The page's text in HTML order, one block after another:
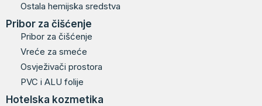
Ostala hemijska sredstva
Pribor za čišćenje
Pribor za čišćenje
Vreće za smeće
Osvježivači prostora
PVC i ALU folije
Hotelska kozmetika